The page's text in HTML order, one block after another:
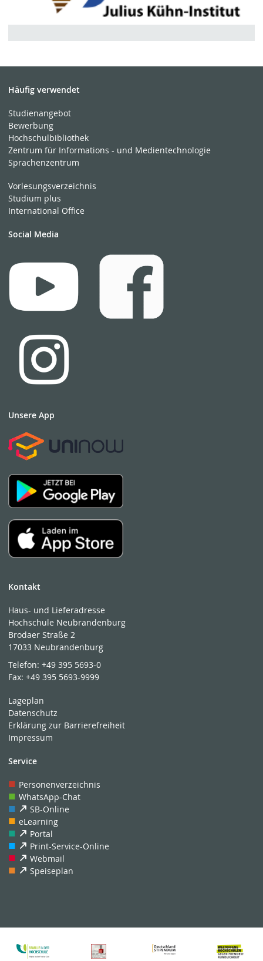
Häufig verwendet
Studienangebot
Bewerbung
Hochschulbibliothek
Zentrum für Informations - und Medientechnologie
Sprachenzentrum
Vorlesungsverzeichnis
Studium plus
International Office
Social Media
Unsere App
Kontakt
Haus- und Lieferadresse
Hochschule Neubrandenburg
Brodaer Straße 2
17033 Neubrandenburg
Telefon:+49 395 5693-0
Fax:+49 395 5693-9999
Lageplan
Datenschutz
Erklärung zur Barrierefreiheit
Impressum
Service
Personenverzeichnis
WhatsApp-Chat
SB-Online
eLearning
Portal
Print-Service-Online
Webmail
Speiseplan